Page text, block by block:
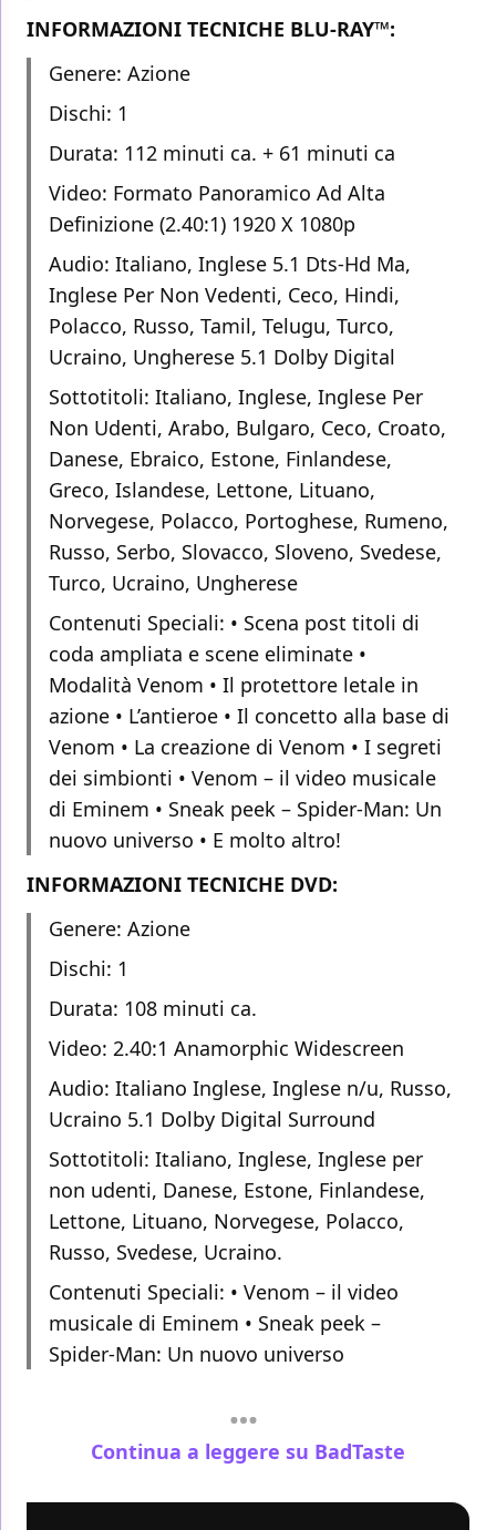
INFORMAZIONI TECNICHE BLU-RAY™:
Genere: Azione
Dischi: 1
Durata: 112 minuti ca. + 61 minuti ca
Video: Formato Panoramico Ad Alta
Definizione (2.40:1) 1920 X 1080p
Audio: Italiano, Inglese 5.1 Dts-Hd Ma,
Inglese Per Non Vedenti, Ceco, Hindi,
Polacco, Russo, Tamil, Telugu, Turco,
Ucraino, Ungherese 5.1 Dolby Digital
Sottotitoli: Italiano, Inglese, Inglese Per
Non Udenti, Arabo, Bulgaro, Ceco, Croato,
Danese, Ebraico, Estone, Finlandese,
Greco, Islandese, Lettone, Lituano,
Norvegese, Polacco, Portoghese, Rumeno,
Russo, Serbo, Slovacco, Sloveno, Svedese,
Turco, Ucraino, Ungherese
Contenuti Speciali: • Scena post titoli di
coda ampliata e scene eliminate •
Modalità Venom • Il protettore letale in
azione • L’antieroe • Il concetto alla base di
Venom • La creazione di Venom • I segreti
dei simbionti • Venom – il video musicale
di Eminem • Sneak peek – Spider-Man: Un
nuovo universo • E molto altro!
INFORMAZIONI TECNICHE DVD:
Genere: Azione
Dischi: 1
Durata: 108 minuti ca.
Video: 2.40:1 Anamorphic Widescreen
Audio: Italiano Inglese, Inglese n/u, Russo,
Ucraino 5.1 Dolby Digital Surround
Sottotitoli: Italiano, Inglese, Inglese per
non udenti, Danese, Estone, Finlandese,
Lettone, Lituano, Norvegese, Polacco,
Russo, Svedese, Ucraino.
Contenuti Speciali: • Venom – il video
musicale di Eminem • Sneak peek –
Spider-Man: Un nuovo universo
Continua a leggere su BadTaste